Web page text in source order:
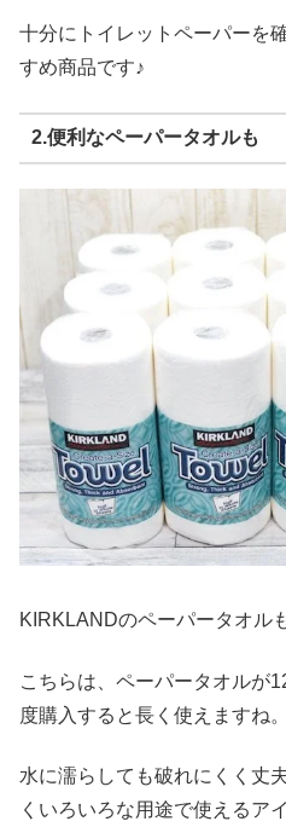
十分にトイレットペーパーを
すめ商品です♪
2.便利なペーパータオルも
KIRKLANDのペーパータオル
こちらは、ペーパータオルが
度購入すると長く使えますね。
水に濡らしても破れにくく丈
くいろいろな用途で使えるア